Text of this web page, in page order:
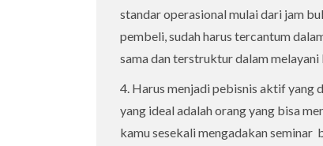
standar operasional mulai dari jam
pembeli, sudah harus tercantum
sama dan terstruktur dalam melayani
4. Harus menjadi pebisnis aktif yang
yang ideal adalah orang yang bisa
kamu sesekali mengadakan seminar